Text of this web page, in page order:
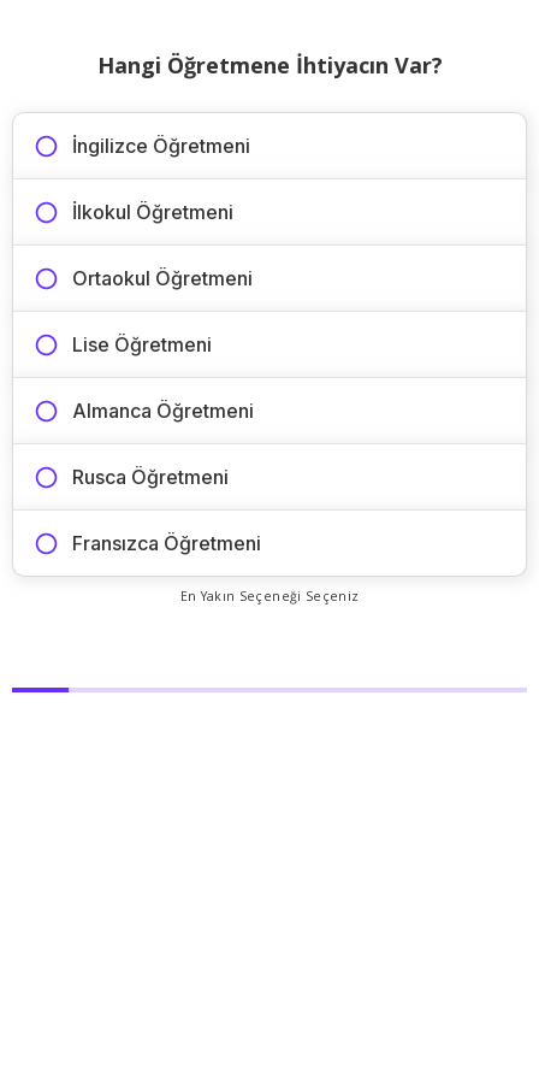
Hangi Öğretmene İhtiyacın Var?
İngilizce Öğretmeni
İlkokul Öğretmeni
Ortaokul Öğretmeni
Lise Öğretmeni
Almanca Öğretmeni
Rusca Öğretmeni
Fransızca Öğretmeni
En Yakın Seçeneği Seçeniz